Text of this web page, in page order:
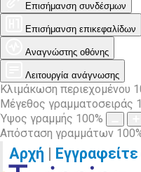
Επισήμανση συνδέσμων
Επισήμανση επικεφαλίδων
Αναγνώστης οθόνης
Λειτουργία ανάγνωσης
Κλιμάκωση περιεχομένου
Μέγεθος γραμματοσειράς
Ύψος γραμμής 100%
Απόσταση γραμμάτων 100
Αρχή |